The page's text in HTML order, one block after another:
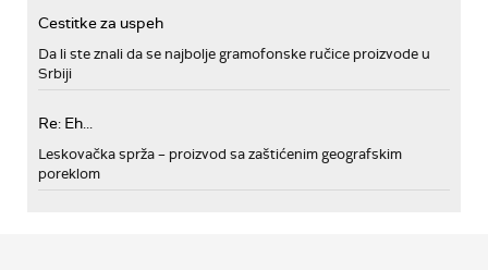
Cestitke za uspeh
Da li ste znali da se najbolje gramofonske ručice proizvode u
Srbiji
Re: Eh...
Leskovačka sprža – proizvod sa zaštićenim geografskim
poreklom